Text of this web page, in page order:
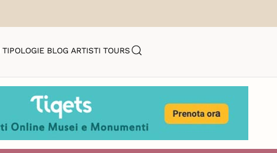
TIPOLOGIE BLOG ARTISTI TOURS